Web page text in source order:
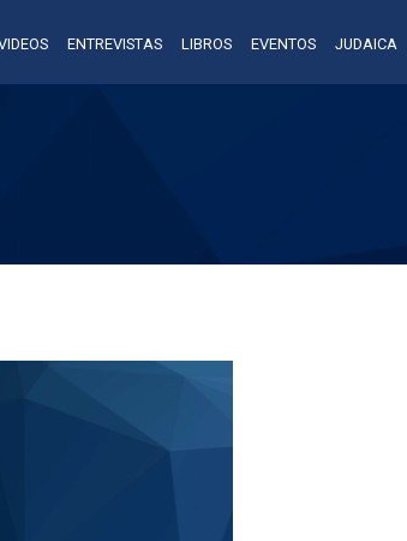
ENTREVISTAS LIBROS EVENTOS JUDAICA